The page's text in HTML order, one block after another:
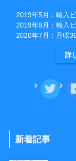
2019年5月：輸入
2019年8月：輸入
2020年7月：月収
詳
新着記事